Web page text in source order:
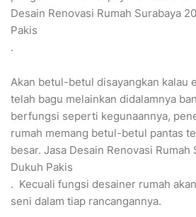
Desain Renovasi Rumah Surabaya
Pakis
.
Akan betul-betul disayangkan kalau
telah bagu melainkan didalamnya
berfungsi seperti kegunaannya,
rumah memang betul-betul pantas
besar. Jasa Desain Renovasi Rumah
Dukuh Pakis
. Kecuali fungsi desainer rumah
seni dalam tiap rancangannya.